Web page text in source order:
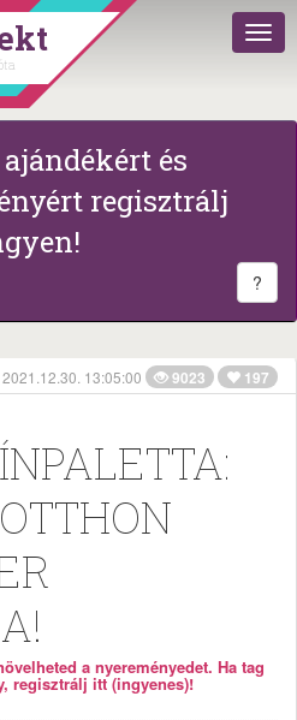
és
regisztrálj
?
2021.12.30. 13:05:00 9023 197
a nyereményedet. Ha tag
regisztrálj itt (ingyenes)!